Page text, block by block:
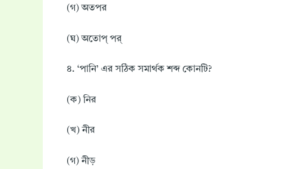
(গ) অতপর
(ঘ) অতোপ্ পর্
৪. ‘পানি’ এর সঠিক সমার্থক শব্দ কোনটি?
(ক) নির
(খ) নীর
(গ) নীড়